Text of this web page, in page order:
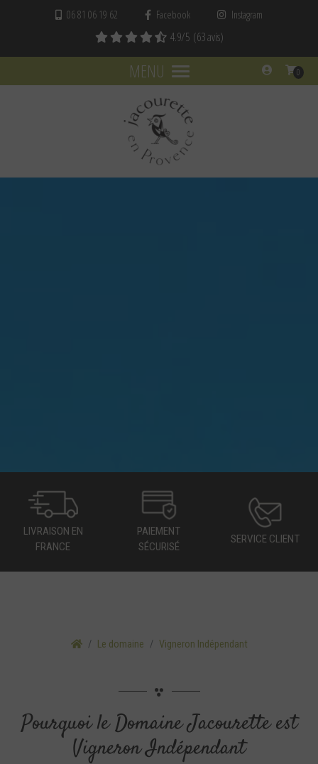
06 81 06 19 62 Facebook Instagram
4.9/5 (63 avis)
MENU 0
LIVRAISON EN
FRANCE
PAIEMENT
SÉCURISÉ
SERVICE CLIENT
Le domaine Vigneron Indépendant
Pourquoi le Domaine Jacourette est
Vigneron Indépendant
Panneau de gestion des cookies